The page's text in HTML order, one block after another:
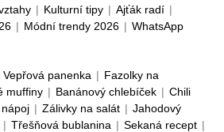
| Kulturní tipy | Ajťák radí |
| Módní trendy 2026 | WhatsApp
Vepřová panenka | Fazolky na
muffiny | Banánový chlebíček | Chili
| Zálivky na salát | Jahodový
| Třešňová bublanina | Sekaná recept |